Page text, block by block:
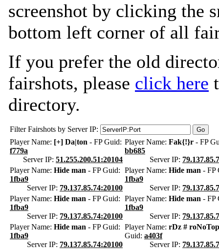
screenshot by clicking the
bottom left corner of all
If you prefer the old
fairshots, please click here
directory.
Filter Fairshots by Server IP:
Player Name: [+] Da|ton - FP Guid:
f779a
Server IP: 51.255.200.51:20104
Player Name: Fak{!}r - FP
bb685
Server IP:
Player Name: Hide man - FP Guid:
1fba9
Server IP: 79.137.85.74:20100
Player Name: Hide man - FP
1fba9
Server IP:
Player Name: Hide man - FP Guid:
1fba9
Server IP: 79.137.85.74:20100
Player Name: Hide man - FP
1fba9
Server IP:
Player Name: Hide man - FP Guid:
1fba9
Server IP: 79.137.85.74:20100
Player Name: rDz #
Guid: a403f
Server IP: